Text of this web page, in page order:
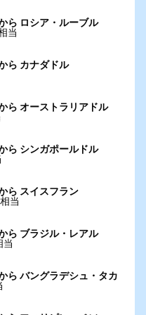
ロシア・ルーブル
当
ら カナダドル
オーストラリアドル
シンガポールドル
ら スイスフラン
当
ブラジル・レアル
当
バングラデシュ・タカ